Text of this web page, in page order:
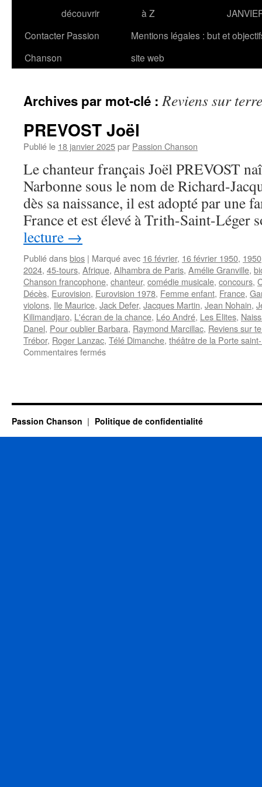
découvrir
à Z
Contacter Passion
Chanson
Mentions légales : but et
site web
Archives par mot-clé :Reviens sur terre
PREVOST Joël
Publié le 18 janvier 2025par Passion Chanson
Le chanteur français Joël PREVOST
Narbonne sous le nom de Richard-
dès sa naissance, il est adopté par une
France et est élevé à Trith-Saint-
lecture →
Publié dansbios | Marqué avec 16 février, 16 février 1950, 1950
2024, 45-tours, Afrique, Alhambra de Paris, Amélie Granville,
Chanson francophone, chanteur, comédie musicale, concours,
Décès, Eurovision, Eurovision 1978, Femme enfant, France,
violons, Ile Maurice, Jack Defer, Jacques Martin, Jean Nohain,
Kilimandjaro, L'écran de la chance, Léo André, Les Elites,
Danel, Pour oublier Barbara, Raymond Marcillac, Reviens sur
Trébor, Roger Lanzac, Télé Dimanche, théâtre de la Porte
Commentaires ferméssur
Passion Chanson Politique de confidentialité